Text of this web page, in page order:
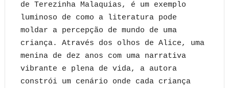
de Terezinha Malaquias, é um exemplo
luminoso de como a literatura pode
moldar a percepção de mundo de uma
criança. Através dos olhos de Alice, uma
menina de dez anos com uma narrativa
vibrante e plena de vida, a autora
constrói um cenário onde cada criança